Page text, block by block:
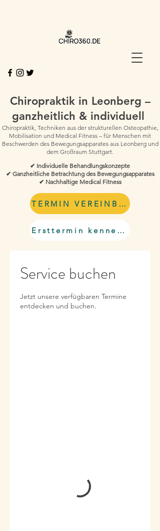
Chiropraktik in Leonberg –
ganzheitlich & individuell
Chiropraktik, Techniken aus der strukturellen Osteopathie,
Mobilisation und Medical Fitness – für Menschen mit
Beschwerden des Bewegungsapparates aus Leonberg und
dem Großraum Stuttgart.
✔ Individuelle Behandlungskonzepte
✔ Ganzheitliche Betrachtung des Bewegungsapparates
✔ Nachhaltige Medical Fitness
Ersttermin kennenlernen
TERMIN VEREINBAREN
Service buchen
Jetzt unsere verfügbaren Termine
entdecken und buchen.